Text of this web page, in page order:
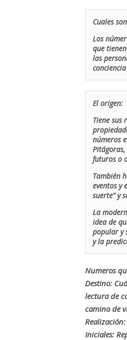
Cuales
Los
que
las
El origen:
Tiene sus
números
futuros o
También
eventos y
suerte” y
La
idea de
popular y
y la
Numeros
Destino:
lectura de
camino de
Iniciales: